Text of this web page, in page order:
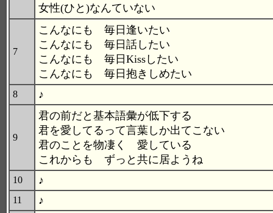
女性(ひと)なんていない
7
こんなにも 毎日逢いたい
こんなにも 毎日話したい
こんなにも 毎日Kissしたい
こんなにも 毎日抱きしめたい
8 ♪
9
君の前だと基本語彙が低下する
君を愛してるって言葉しか出てこない
君のことを物凄く 愛している
これからも ずっと共に居ようね
10 ♪
11 ♪